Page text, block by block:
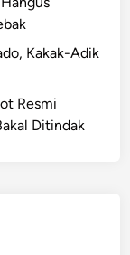
Kakak-Adik
Resmi
Ditindak